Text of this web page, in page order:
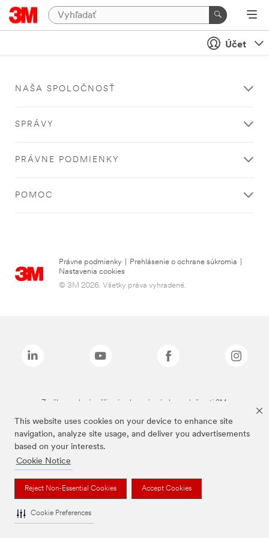
This website uses cookies on your device to enhance site
navigation, analyze site usage, and deliver you advertisements
based on your interests.
Cookie Notice
Reject Non-Essential Cookies Accept Cookies
Cookie Preferences
Účet
NAŠA SPOLOČNOSŤ
SPRÁVY
PRÁVNE PODMIENKY
POMOC
Právne podmienky Prehlásenie o ochrane súkromia
Nastavenia cookies
© 3M 2026. Všetky práva vyhradené.
Značky uvedené vyššie sú ochranné známky spoločnosti 3M.